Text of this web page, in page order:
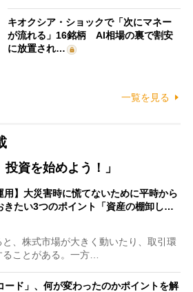
キオクシア・ショックで「次にマネー
が流れる」16銘柄 AI相場の裏で割安
に放置され…
一覧を見る
資を始めよう！」
用】大災害時に慌てないために平時から
きたい3つのポイント「資産の棚卸し…
、株式市場が大きく動いたり、取引環
ことがある。一方…
ード」、何が変わったのかポイントを解